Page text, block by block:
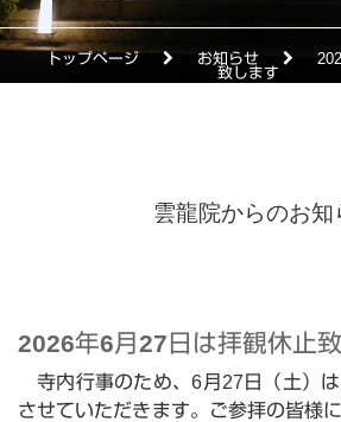
トップページ お知らせ
致します
雲龍院からのお知
2026年6月27日は拝観休止
寺内行事のため、6月27日（土）
させていただきます。ご参拝の皆様